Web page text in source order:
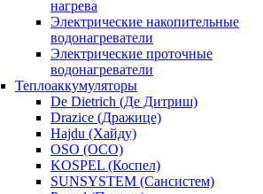
нагрева
Электрические накопительные
водонагреватели
Электрические проточные
водонагреватели
Теплоаккумуляторы
De Dietrich (Де Дитриш)
Drazice (Дражице)
Hajdu (Хайду)
OSO (ОСО)
KOSPEL (Коспел)
SUNSYSTEM (Сансистем)